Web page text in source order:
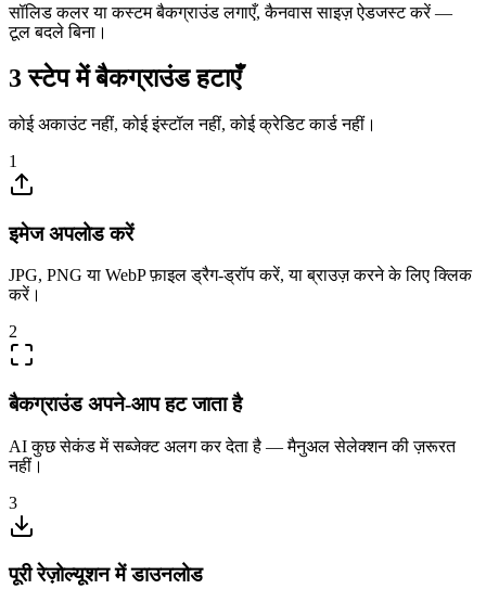
सॉलिड कलर या कस्टम बैकग्राउंड लगाएँ, कैनवास साइज़ ऐडजस्ट करें —
टूल बदले बिना।
3 स्टेप में बैकग्राउंड हटाएँ
कोई अकाउंट नहीं, कोई इंस्टॉल नहीं, कोई क्रेडिट कार्ड नहीं।
1
इमेज अपलोड करें
JPG, PNG या WebP फ़ाइल ड्रैग-ड्रॉप करें, या ब्राउज़ करने के लिए क्लिक
करें।
2
बैकग्राउंड अपने-आप हट जाता है
AI कुछ सेकंड में सब्जेक्ट अलग कर देता है — मैनुअल सेलेक्शन की ज़रूरत
नहीं।
3
पूरी रेज़ोल्यूशन में डाउनलोड